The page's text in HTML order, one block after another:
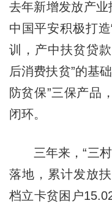
去年新增发放产业
中国平安积极打
训，产中扶贫贷
后消费扶贫”的基
防贫保”三保产品
闭环。
三年来，“三村
落地，累计发放
档立卡贫困户